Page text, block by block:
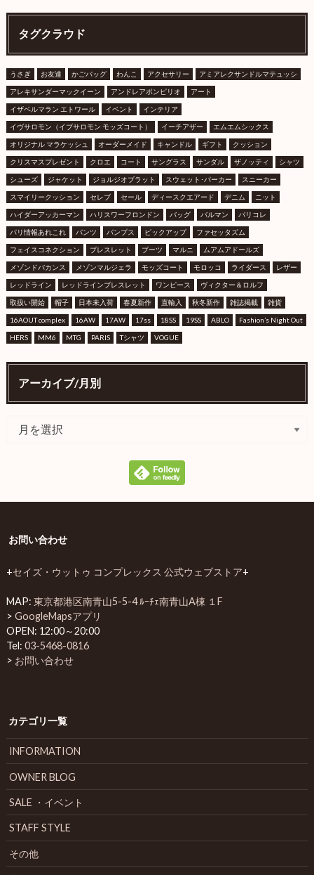
タグクラウド
うさぎ お友達 かごバッグ わんこ アクセサリー アミアレクサンドルマテュッシ
アレキサンダーマックイーン アンドレアポンピリオ アート
イザベルマラン エトワール イベント インテリア
イヴサロモン（イブサロモン モッズコート） イーチアザー エムエムシックス
オリジナル マラケッシュ オーダーメイド キャンドル ギフト クッション
クリスマスプレゼント クロエ コート サングラス サンダル ザノッティ シャツ
シューズ ジャケット ジョルジオブラット スウェット･パーカー スニーカー
スマイリークッション セレブ セール ディースクエアード デニム ニット
ハイダーアッカーマン ハリスワーフロンドン バッグ バルマン パリコレ
パリ情報あれこれ パンツ パンプス ピックアップ ファセッタズム
フェイスコネクション ブレスレット ブーツ マルニ ムアムアドールズ
メゾンドバカンス メゾンマルジェラ モッズコート モロッコ ライダース レザー
レッドライン レッドラインブレスレット ワンピース ヴィクター＆ロルフ
取扱い開始 帽子 日本未入荷 春夏新作 直輸入 秋冬新作 雑誌掲載 雑貨
16AOUT complex 16AW 17AW 17ss 18SS 19SS ABLO Fashion’s Night Out
HERS MM6 MTG PARIS Tシャツ VOGUE
アーカイブ/月別
お問い合わせ
+セイズ・ウットゥ コンプレックス 公式ウェブストア+
MAP: 東京都港区南青山5-5-4 ﾙｰﾁｪ南青山A棟 １F
> GoogleMapsアプリ
OPEN: 12:00～20:00
Tel: 03-5468-0816
> お問い合わせ
カテゴリ一覧
INFORMATION
OWNER BLOG
SALE ・イベント
STAFF STYLE
その他